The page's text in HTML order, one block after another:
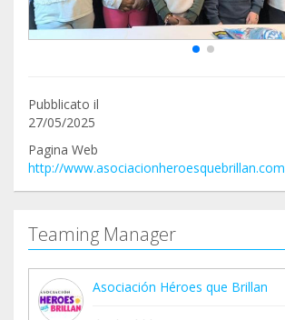
Pubblicato il
27/05/2025
Pagina Web
http://www.asociacionheroesquebrillan.com
Teaming Manager
Asociación Héroes que Brillan